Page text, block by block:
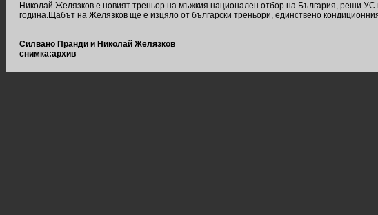
Николай Желязков е новият треньор на мъжкия национален отбор на България, реши
година.Щабът на Желязков ще е изцяло от български треньори, единствено
Силвано Пранди и Николай Желязков
снимка:архив